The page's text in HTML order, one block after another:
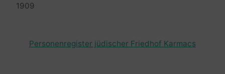
1909
Personenregister jüdischer Friedhof Karmacs